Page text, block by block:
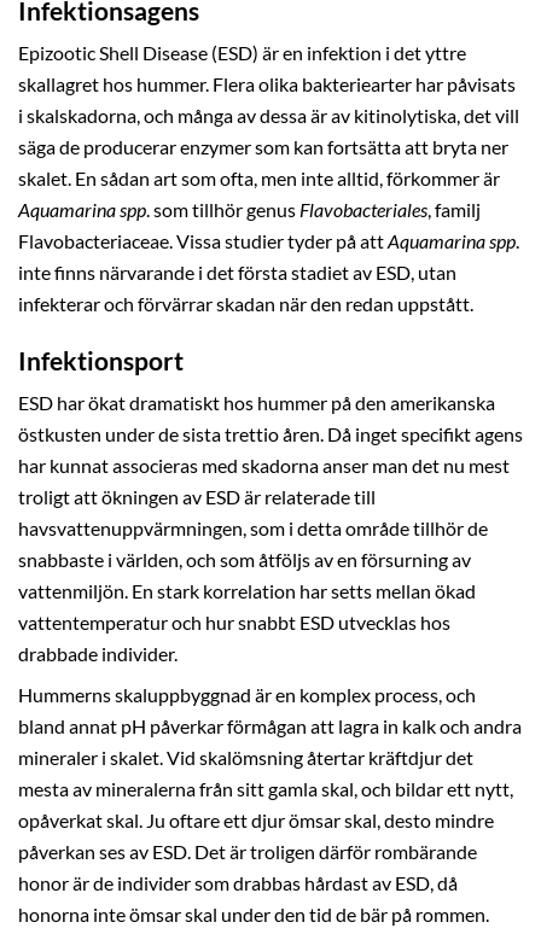
Infektionsagens
Epizootic Shell Disease (ESD) är en infektion i det yttre
skallagret hos hummer. Flera olika bakteriearter har påvisats
i skalskadorna, och många av dessa är av kitinolytiska, det vill
säga de producerar enzymer som kan fortsätta att bryta ner
skalet. En sådan art som ofta, men inte alltid, förkommer är
Aquamarina spp. som tillhör genus Flavobacteriales, familj
Flavobacteriaceae. Vissa studier tyder på attAquamarina spp.
inte finns närvarande i det första stadiet av ESD, utan
infekterar och förvärrar skadan när den redan uppstått.
Infektionsport
ESD har ökat dramatiskt hos hummer på den amerikanska
östkusten under de sista trettio åren. Då inget specifikt agens
har kunnat associeras med skadorna anser man det nu mest
troligt att ökningen av ESD är relaterade till
havsvattenuppvärmningen, som i detta område tillhör de
snabbaste i världen, och som åtföljs av en försurning av
vattenmiljön. En stark korrelation har setts mellan ökad
vattentemperatur och hur snabbt ESD utvecklas hos
drabbade individer.
Hummerns skaluppbyggnad är en komplex process, och
bland annat pH påverkar förmågan att lagra in kalk och andra
mineraler i skalet. Vid skalömsning återtar kräftdjur det
mesta av mineralerna från sitt gamla skal, och bildar ett nytt,
opåverkat skal. Ju oftare ett djur ömsar skal, desto mindre
påverkan ses av ESD. Det är troligen därför rombärande
honor är de individer som drabbas hårdast av ESD, då
honorna inte ömsar skal under den tid de bär på rommen.